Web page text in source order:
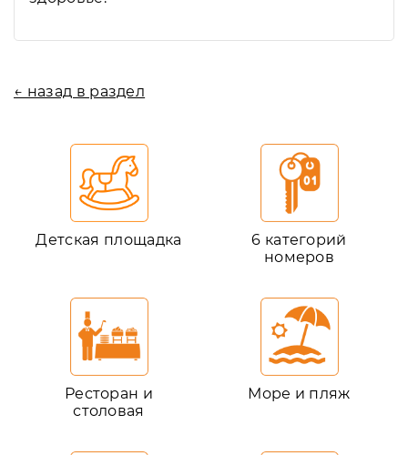
← назад в раздел
Детская площадка
6 категорий
номеров
Ресторан и
столовая
Море и пляж